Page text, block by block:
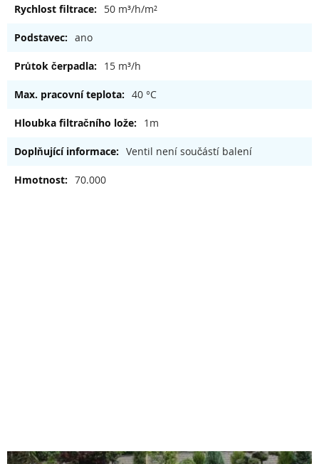
50 m³/h/m²
ano
15 m³/h
40 °C
1m
Ventil není součástí balení
70.000